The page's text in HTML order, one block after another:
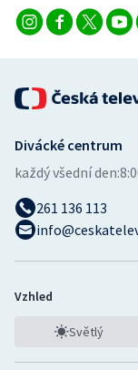
Divácké centrum
každý všední den:
261 136 113
Vzhled
Světlý